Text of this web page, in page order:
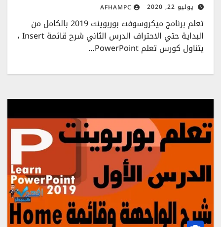
يوليو 22, 2020 AFHAMPC
تعلم برنامج ميكروسوفت بوربوينت 2019 بالكامل من
البداية حتي الاحتراف الدرس الثاني شرح قائمة Insert ،
يتناول كورس تعلم PowerPoint…